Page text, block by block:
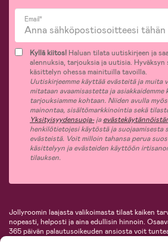
Email*
Kyllä kiitos! Haluan tilata uutiskirjeen ja
alennuksia, tarjouksia ja uutisia.
käsittelyn ohessa mainituilla tavoilla.
Uutiskirjeemme käyttää evästeitä ja muita
mitataan avaamisastetta ja
tarjouksiamme kohtaan. Niiden avulla
mainontaa, sisältömarkkinointia sekä
Yksityisyydensuoja-ja
henkilötietojesi käytöstä ja suojaamisesta
evästeistä. Voit milloin tahansa perua
käsittelyyn ja evästeiden käyttöön
tilauksen.
Jollyroomin laajasta valikoimasta tilaat kaiken
nopeasti, helposti ja aina edullisin hinnoin.
365 päivän palautusoikeuden ansiosta voit